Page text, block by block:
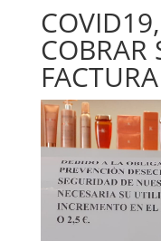
COBRAR
FACTURA